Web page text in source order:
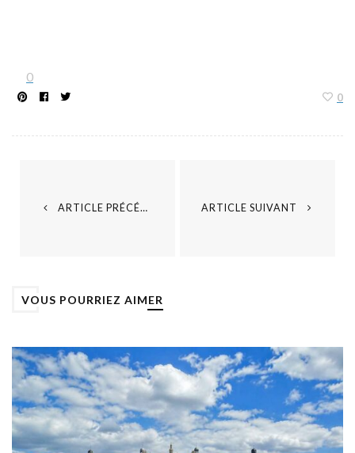
0
0
ARTICLE PRÉCÉDENT ARTICLE SUIVANT
VOUS POURRIEZ AIMER